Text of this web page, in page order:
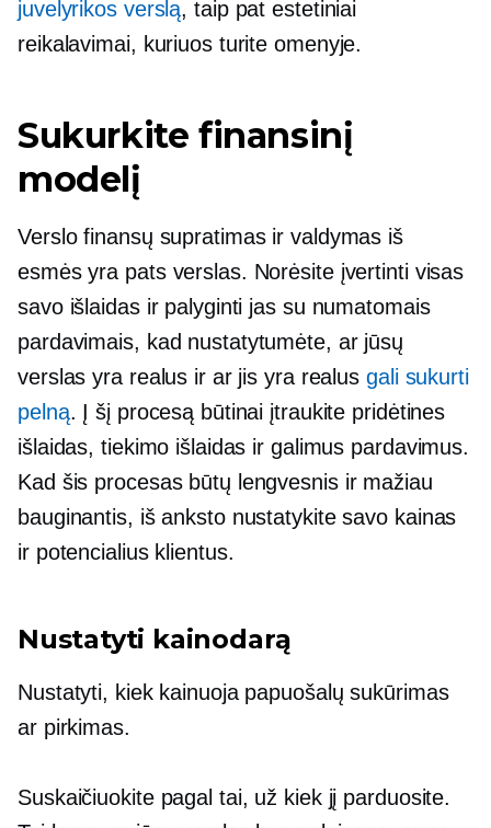
juvelyrikos verslą, taip pat estetiniai
reikalavimai, kuriuos turite omenyje.
Sukurkite finansinį
modelį
Verslo finansų supratimas ir valdymas iš
esmės yra pats verslas. Norėsite įvertinti visas
savo išlaidas ir palyginti jas su numatomais
pardavimais, kad nustatytumėte, ar jūsų
verslas yra realus ir ar jis yra realus gali sukurti
pelną. Į šį procesą būtinai įtraukite pridėtines
išlaidas, tiekimo išlaidas ir galimus pardavimus.
Kad šis procesas būtų lengvesnis ir mažiau
bauginantis, iš anksto nustatykite savo kainas
ir potencialius klientus.
Nustatyti kainodarą
Nustatyti, kiek kainuoja papuošalų sukūrimas
ar pirkimas.
Suskaičiuokite pagal tai, už kiek jį parduosite.